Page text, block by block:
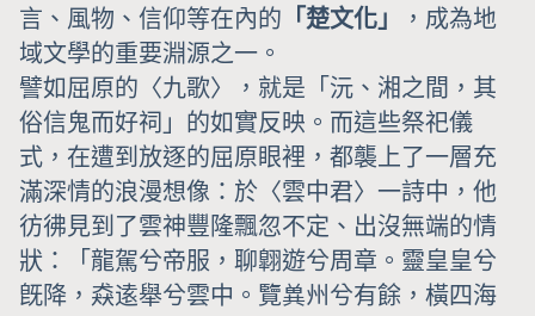
言、風物、信仰等在內的 「楚文化」
，成為地
域文學的重要淵源之一。
譬如屈原的〈九歌〉，就是「沅、湘之間，其
俗信鬼而好祠」的如實反映。而這些祭祀儀
式，在遭到放逐的屈原眼裡，都襲上了一層充
滿深情的浪漫想像：於〈雲中君〉一詩中，他
彷彿見到了雲神豐隆飄忽不定、出沒無端的情
狀：「龍駕兮帝服，聊翺遊兮周章。靈皇皇兮
旣降，猋逺舉兮雲中。覽兾州兮有餘，橫四海